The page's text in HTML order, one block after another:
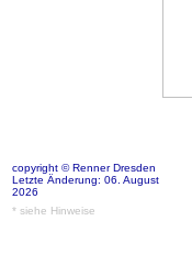
copyright © Renner Dresden
Letzte Änderung: 06. August
2026
* siehe Hinweise